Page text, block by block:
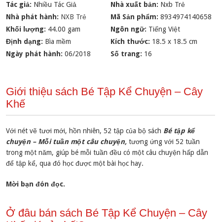
Tác giả: Nhiều Tác Giả Nhà xuất bản: Nxb Trẻ
Nhà phát hành: NXB Trẻ Mã Sản phẩm: 8934974140658
Khối lượng: 44.00 gam Ngôn ngữ: Tiếng Việt
Định dạng: Bìa mềm Kích thước: 18.5 x 18.5 cm
Ngày phát hành:06/2018 Số trang: 16
Giới thiệu sách Bé Tập Kể Chuyện – Cây
Khế
Với nét vẽ tươi mới, hồn nhiên, 52 tập của bộ sách Bé tập kể
chuyện – Mỗi tuần một câu chuyện, tương ứng với 52 tuần
trong một năm, giúp bé mỗi tuần đều có một câu chuyện hấp dẫn
để tập kể, qua đó học được một bài học hay.
Mời bạn đón đọc.
Ở đâu bán sách Bé Tập Kể Chuyện – Cây